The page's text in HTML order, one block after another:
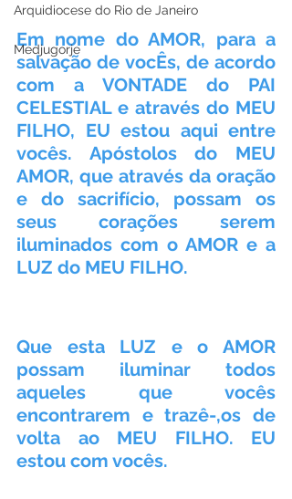
Arquidiocese do Rio de Janeiro
Medjugorje
Em nome do AMOR, para a
salvação de vocÊs, de acordo
com a VONTADE do PAI
CELESTIAL e através do MEU
FILHO, EU estou aqui entre
vocês. Apóstolos do MEU
AMOR, que através da oração
e do sacrifício, possam os
seus corações serem
iluminados com o AMOR e a
LUZ do MEU FILHO.
Que esta LUZ e o AMOR
possam iluminar todos
aqueles que vocês
encontrarem e trazê-,os de
volta ao MEU FILHO. EU
estou com vocês.